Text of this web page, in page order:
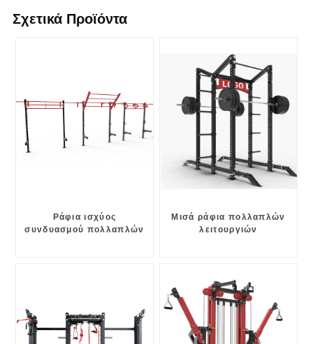
Σχετικά Προϊόντα
Ράφια ισχύος
συνδυασμού πολλαπλών
Μισά ράφια πολλαπλών
λειτουργιών